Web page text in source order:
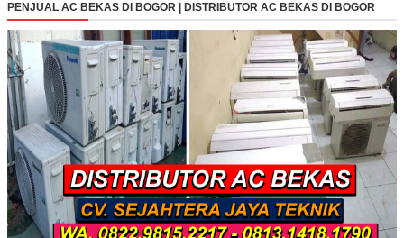
PENJUAL AC BEKAS DI BOGOR | DISTRIBUTOR AC BEKAS DI BOGOR